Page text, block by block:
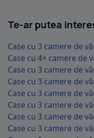
Te-ar putea
Case cu 3 camere de
Case cu 4+ camere de
Case cu 3 camere de
Case cu 3 camere de
Case cu 3 camere de
Case cu 3 camere de
Case cu 3 camere de
Case cu 3 camere de